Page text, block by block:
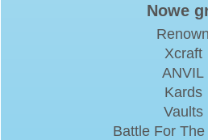
Nowe
Renown
Xcraft
ANVIL
Kards
Vaults
Battle For